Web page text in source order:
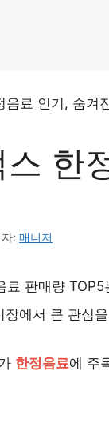
스 한
: 매니저
료 판매량 TOP5
장에서 큰 관심
한정음료에 주